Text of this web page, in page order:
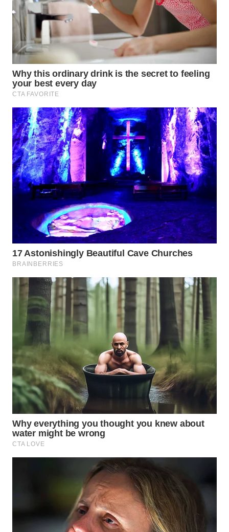
WN
INDRAMAYU
WN
KUNINGAN
WN
MAJALENGKA
WN
SUBANG
WN
SUKABUMI
WN
PURWAKARTA
PRIANGAN
TIMUR
WN
SEMARANG
SOLO
WN
BOROBUDUR
WN
MADURA
WN
SURABAYA
WN